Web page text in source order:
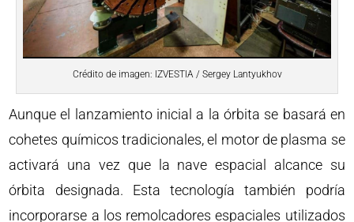
Crédito de imagen: IZVESTIA / Sergey Lantyukhov
Aunque el lanzamiento inicial a la órbita se basará en
cohetes químicos tradicionales, el motor de plasma se
activará una vez que la nave espacial alcance su
órbita designada. Esta tecnología también podría
incorporarse a los remolcadores espaciales utilizados